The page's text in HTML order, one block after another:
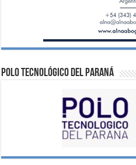
Polo Tecnológico del Paraná